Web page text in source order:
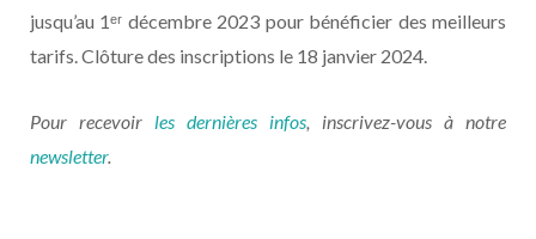
jusqu’au 1ᵉʳ décembre 2023 pour bénéficier des meilleurs
tarifs. Clôture des inscriptions le 18 janvier 2024.
Pour recevoir les dernières infos, inscrivez-vous à notre
newsletter.